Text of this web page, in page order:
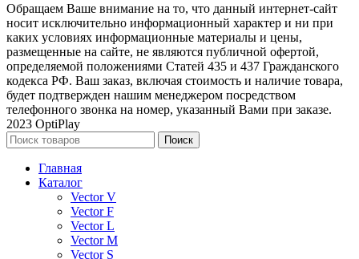
Обращаем Ваше внимание на то, что данный интернет-сайт
носит исключительно информационный характер и ни при
каких условиях информационные материалы и цены,
размещенные на сайте, не являются публичной офертой,
определяемой положениями Статей 435 и 437 Гражданского
кодекса РФ. Ваш заказ, включая стоимость и наличие товара,
будет подтвержден нашим менеджером посредством
телефонного звонка на номер, указанный Вами при заказе.
2023 OptiPlay
Поиск
Главная
Каталог
Vector V
Vector F
Vector L
Vector M
Vector S